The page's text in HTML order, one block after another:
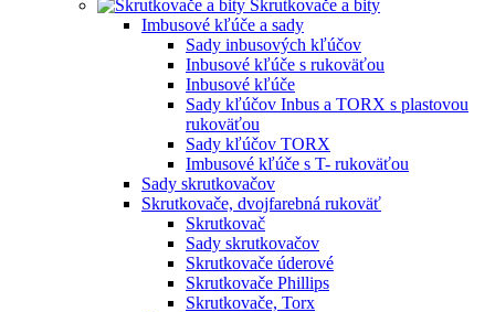
Skrutkovače a bity
Imbusové kľúče a sady
Sady inbusových kľúčov
Inbusové kľúče s rukoväťou
Inbusové kľúče
Sady kľúčov Inbus a TORX s plastovou
rukoväťou
Sady kľúčov TORX
Imbusové kľúče s T- rukoväťou
Sady skrutkovačov
Skrutkovače, dvojfarebná rukoväť
Skrutkovač
Sady skrutkovačov
Skrutkovače úderové
Skrutkovače Phillips
Skrutkovače, Torx